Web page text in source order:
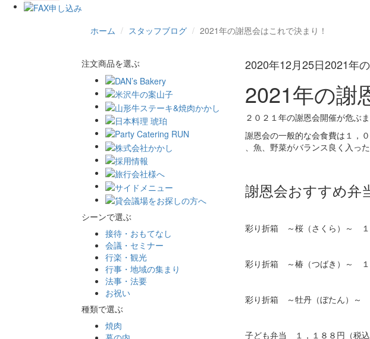
ホーム スタッフブログ 2021年の謝恩会はこれで決まり！
2020年12月25日2021年
2021年の謝
２０２１年の謝恩会開催が危ぶ
謝恩会の一般的な会食費は１，
、魚、野菜がバランス良く入っ
謝恩会おすすめ弁
彩り折箱 ～桜（さくら）～ １
彩り折箱 ～椿（つばき）～ １
彩り折箱 ～牡丹（ぼたん）～
子ども弁当 １，１８８円（税込
注文商品を選ぶ
シーンで選ぶ
接待・おもてなし
会議・セミナー
行楽・観光
行事・地域の集まり
法事・法要
お祝い
種類で選ぶ
焼肉